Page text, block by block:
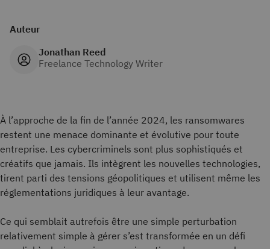
Auteur
Jonathan Reed
Freelance Technology Writer
À l’approche de la fin de l’année 2024, les ransomwares
restent une menace dominante et évolutive pour toute
entreprise. Les cybercriminels sont plus sophistiqués et
créatifs que jamais. Ils intègrent les nouvelles technologies,
tirent parti des tensions géopolitiques et utilisent même les
réglementations juridiques à leur avantage.
Ce qui semblait autrefois être une simple perturbation
relativement simple à gérer s’est transformée en un défi